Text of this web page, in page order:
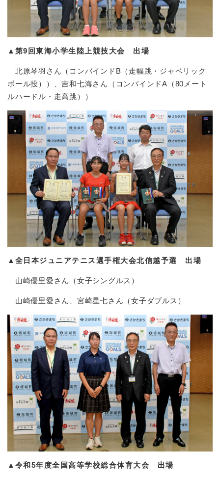
▲ 第9回東海小学生陸上競技大会 出場
北原琴羽さん（コンバインドB（走幅跳・ジャベリック
ボール投））、吉和七海さん（コンバインドA（80メート
ルハードル・走高跳））
▲ 全日本ジュニアテニス選手権大会北信越予選 出場
山崎優里愛さん（女子シングルス）
山崎優里愛さん、宮崎星七さん（女子ダブルス）
▲ 令和5年度全国高等学校総合体育大会 出場